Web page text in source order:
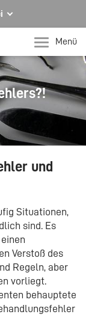
Menü
und
Situationen,
sind. Es
Verstoß des
Regeln, aber
vorliegt.
behauptete